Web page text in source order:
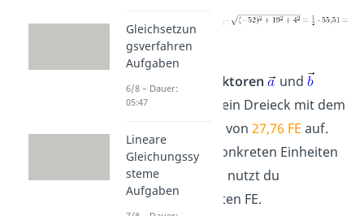
27,76 FE
Die
beiden Vektoren
und
spannen also ein Dreieck mit dem
von 27,76 FE auf.
Da du keine konkreten Einheiten
gegeben hast, nutzt du
Flächeneinheiten FE.
Gleichsetzun
gsverfahren
Aufgaben
6/8 – Dauer:
05:47
Lineare
Gleichungssy
steme
Aufgaben